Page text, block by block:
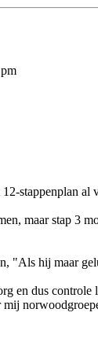
stappenplan al
maar stap 3
"Als hij maar
en dus controle